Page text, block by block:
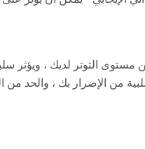
التوتر لديك ، ويؤثر
من الإضرار بك ، والحد